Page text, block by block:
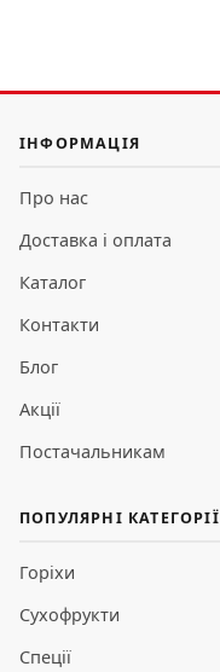
ІНФОРМАЦІЯ
Про нас
Доставка і оплата
Каталог
Контакти
Блог
Акції
Постачальникам
ПОПУЛЯРНІ КАТЕГОРІЇ
Горіхи
Сухофрукти
Спеції